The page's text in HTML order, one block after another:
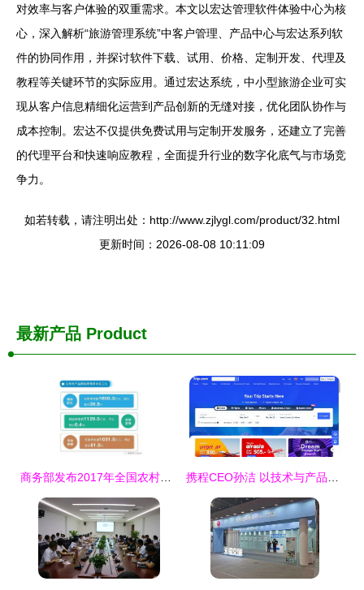
对效率与客户体验的双重需求。本文以宏达管理软件体验中心为核
心，深入解析“旅游管理系统”中客户管理、产品中心与宏达系列软
件的协同作用，并探讨软件下载、试用、价格、定制开发、代理及
教程等关键环节的实际应用。通过宏达系统，中小型旅游企业可实
现从客户信息精细化运营到产品创新的无缝对接，优化团队协作与
成本控制。宏达不仅提供免费试用与定制开发服务，还建立了完善
的代理平台和快速响应教程，全面提升行业的数字化底气与市场竞
争力。
如若转载，请注明出处：http://www.zjlygl.com/product/32.html
更新时间：2026-08-08 10:11:09
最新产品 Product